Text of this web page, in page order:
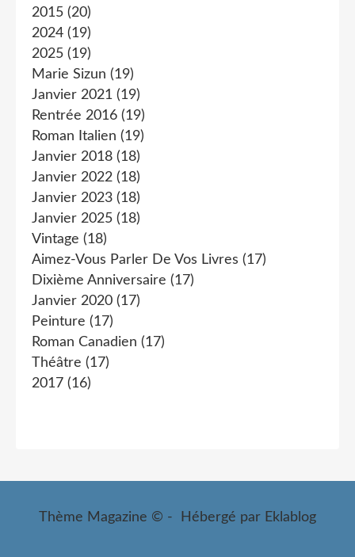
2015 (20)
2024 (19)
2025 (19)
Marie Sizun (19)
Janvier 2021 (19)
Rentrée 2016 (19)
Roman Italien (19)
Janvier 2018 (18)
Janvier 2022 (18)
Janvier 2023 (18)
Janvier 2025 (18)
Vintage (18)
Aimez-Vous Parler De Vos Livres (17)
Dixième Anniversaire (17)
Janvier 2020 (17)
Peinture (17)
Roman Canadien (17)
Théâtre (17)
2017 (16)
Thème Magazine © - Hébergé par Eklablog